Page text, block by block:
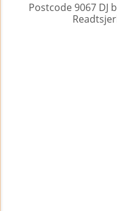
Postcode 9067 DJ